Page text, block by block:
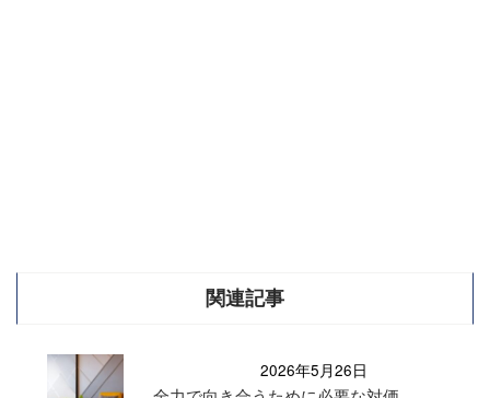
関連記事
2026年5月26日